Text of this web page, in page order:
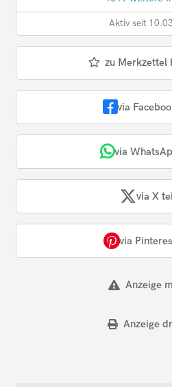
Aktiv seit
zu Merkzettel
via
via
via X
via
Anzeige
Anzeige